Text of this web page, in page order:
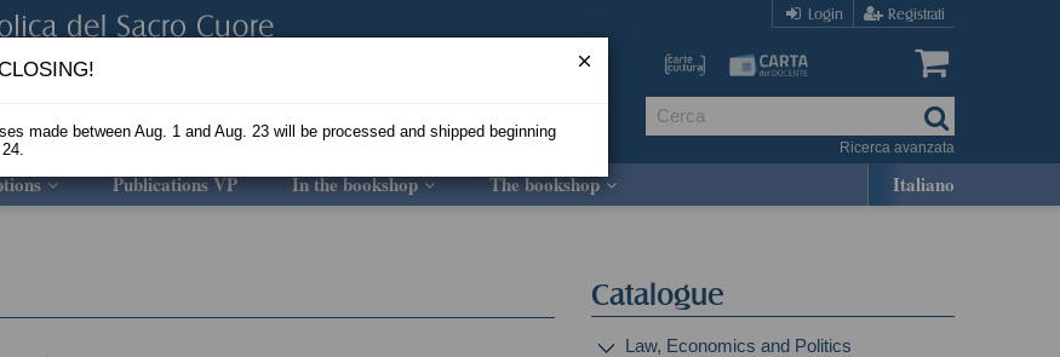
Login Registrati
Ricerca avanzata
Publications VP In the bookshop The bookshop Italiano
Catalogue
Law, Economics and Politics
made between Aug. 1 and Aug. 23 will be processed and shipped beginning